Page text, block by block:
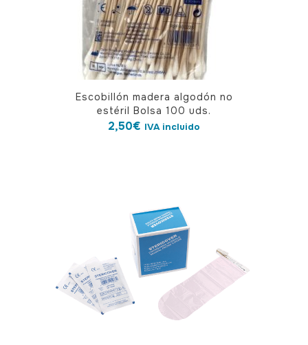
Escobillón madera algodón no
estéril Bolsa 100 uds.
2,50€ IVA incluido